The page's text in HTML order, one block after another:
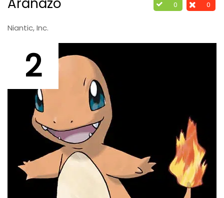
0 0
Niantic, Inc.
2